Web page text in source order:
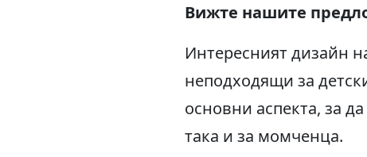
Вижте нашите
Интересният дизайн
неподходящи за
основни аспекта, за
така и за момченца.